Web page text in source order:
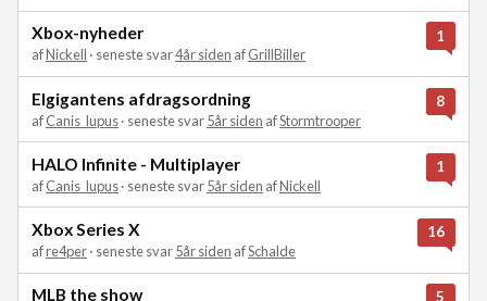
Xbox-nyheder
afNickell · seneste svar4år siden afGrillBiller
1
Elgigantens afdragsordning
afCanis_lupus· seneste svar5år siden afStormtrooper
8
HALO Infinite - Multiplayer
afCanis_lupus· seneste svar5år siden afNickell
1
Xbox Series X
afre4per· seneste svar5år siden afSchalde
16
MLB the show 5